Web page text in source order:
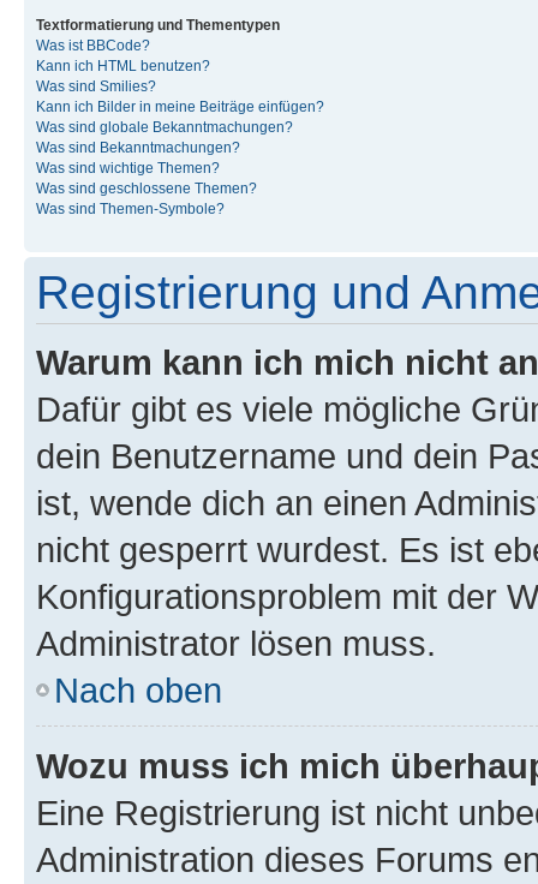
Textformatierung und Thementypen
Was ist BBCode?
Kann ich HTML benutzen?
Was sind Smilies?
Kann ich Bilder in meine Beiträge einfügen?
Was sind globale Bekanntmachungen?
Was sind Bekanntmachungen?
Was sind wichtige Themen?
Was sind geschlossene Themen?
Was sind Themen-Symbole?
Registrierung und
Warum kann ich mich nicht
Dafür gibt es viele mögliche
dein Benutzername und dein
ist, wende dich an einen
nicht gesperrt wurdest. Es ist
Konfigurationsproblem mit der
Administrator lösen muss.
Nach oben
Wozu muss ich mich
Eine Registrierung ist nicht
Administration dieses Forums